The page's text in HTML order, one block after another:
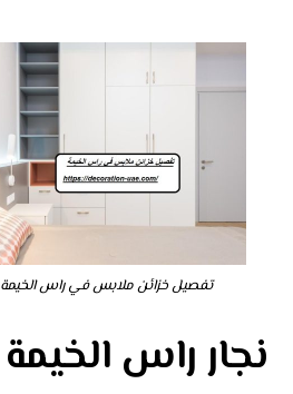
تفصيل خزائن ملابس في راس الخيمة
نجار راس الخيمة